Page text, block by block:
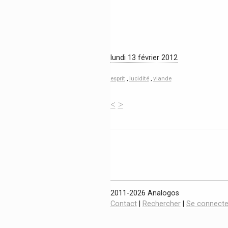
lundi 13 février 2012
esprit , lucidité, viande
< >
2011-2026 Analogos
Contact| Rechercher| Se